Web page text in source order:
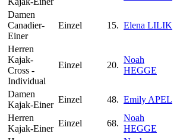
Damen
Canadier-
Einer
Einzel 15. Elena LILIK
Herren
Kajak-
Cross -
Individual
Einzel 20.
Noah
HEGGE
Damen
Kajak-Einer
Einzel 48. Emily APEL
Herren
Kajak-Einer
Einzel 68.
Noah
HEGGE